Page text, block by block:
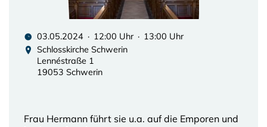
03.05.2024 · 12:00 Uhr · 13:00 Uhr
Schlosskirche Schwerin
Lennéstraße 1
19053 Schwerin
Frau Hermann führt sie u.a. auf die Emporen und